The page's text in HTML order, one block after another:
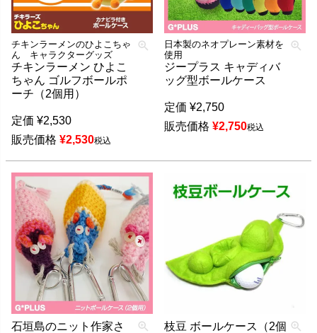
チキンラーメンのひよこちゃ
ん キャラクターグッズ
チキンラーメン ひよこ
ちゃん ゴルフボールポ
ーチ（2個用）
定価 ¥2,530
販売価格 ¥2,530税込
日本製のネオプレーン素材を
使用
ジープラス キャディバ
ッグ型ボールケース
定価 ¥2,750
販売価格 ¥2,750税込
石垣島のニット作家さ
枝豆 ボールケース（2個